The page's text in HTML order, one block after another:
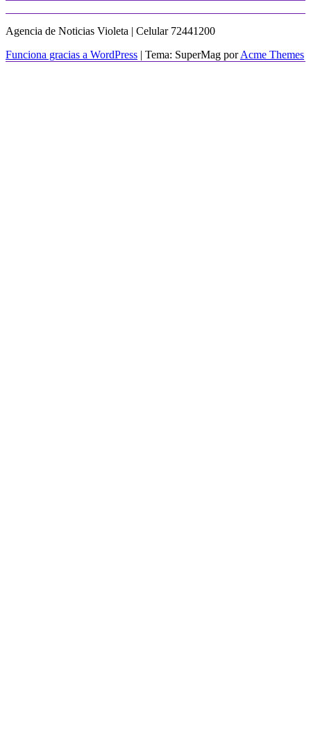
Agencia de Noticias Violeta | Celular 72441200
Funciona gracias a WordPress | Tema: SuperMag porAcme Themes